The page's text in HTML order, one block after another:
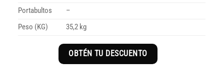
Portabultos
–
Peso (KG)
35,2 kg
OBTÉN TU DESCUENTO